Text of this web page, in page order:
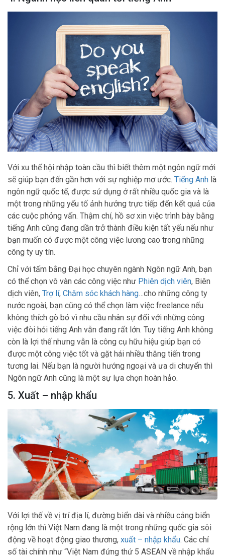
Với xu thế hội nhập toàn cầu thì biết thêm một ngôn ngữ mới
sẽ giúp bạn đến gần hơn với sự nghiệp mơ ước. Tiếng Anh là
ngôn ngữ quốc tế, được sử dụng ở rất nhiều quốc gia và là
một trong những yếu tố ảnh hưởng trực tiếp đến kết quả của
các cuộc phỏng vấn. Thậm chí, hồ sơ xin việc trình bày bằng
tiếng Anh cũng đang dần trở thành điều kiện tất yếu nếu như
bạn muốn có được một công việc lương cao trong những
công ty uy tín.
Chỉ với tấm bằng Đại học chuyên ngành Ngôn ngữ Anh, bạn
có thể chọn vô vàn các công việc như Phiên dịch viên, Biên
dịch viên, Trợ lí, Chăm sóc khách hàng…cho những công ty
nước ngoài, bạn cũng có thể chọn làm việc freelance nếu
không thích gò bó vì nhu cầu nhân sự đối với những công
việc đòi hỏi tiếng Anh vẫn đang rất lớn. Tuy tiếng Anh không
còn là lợi thế nhưng vẫn là công cụ hữu hiệu giúp bạn có
được một công việc tốt và gặt hái nhiều thăng tiến trong
tương lai. Nếu bạn là người hướng ngoại và ưa di chuyển thì
Ngôn ngữ Anh cũng là một sự lựa chọn hoàn hảo.
5. Xuất – nhập khẩu
Với lợi thế về vị trí địa lí, đường biển dài và nhiều cảng biển
rộng lớn thì Việt Nam đang là một trong những quốc gia sôi
động về hoạt động giao thương, xuất – nhập khẩu. Các chỉ
số tài chính như “Việt Nam đứng thứ 5 ASEAN về nhập khẩu